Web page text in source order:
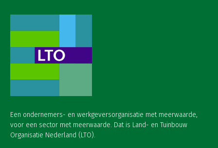
Een ondernemers- en werkgeversorganisatie met meerwaarde,
voor een sector met meerwaarde. Dat is Land- en Tuinbouw
Organisatie Nederland (LTO).